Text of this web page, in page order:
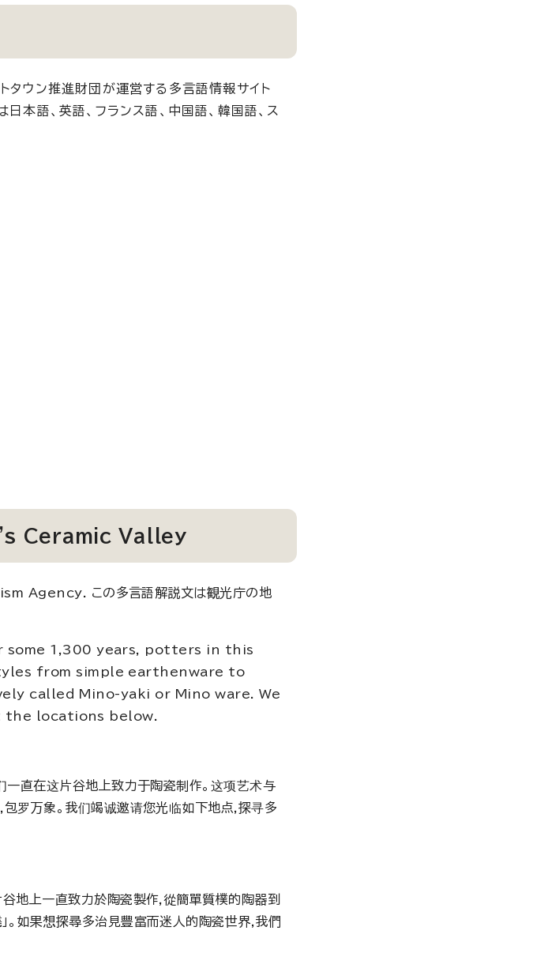
ウン推進財団が運営する多言語情報サイト
本語、英語、フランス語、中国語、韓国語、ス
Ceramic Valley
この多言語解説文は観光庁の地
1,300 years, potters in this
from simple earthenware to
called Mino-yaki or Mino ware. We
the locations below.
直在这片谷地上致力于陶瓷制作。这项艺术与
罗万象。我们竭诚邀请您光临如下地点,探寻多
地上一直致力於陶瓷製作,從簡單質樸的陶器到
。如果想探尋多治見豐富而迷人的陶瓷世界,我們